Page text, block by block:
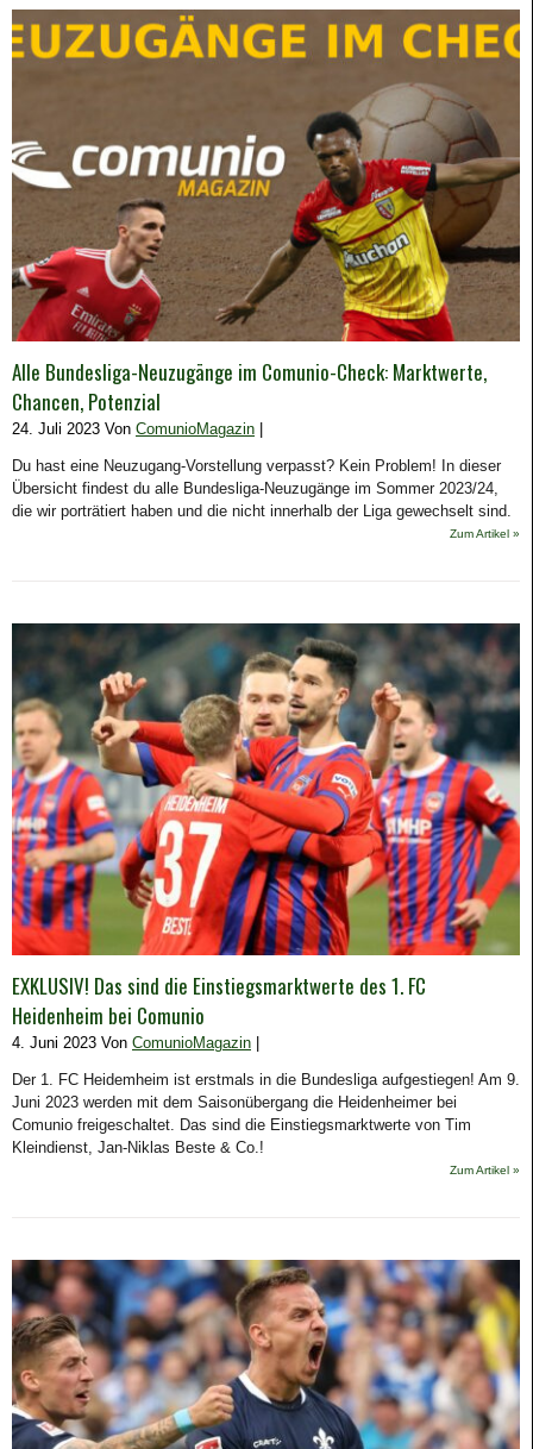
Alle Bundesliga-Neuzugänge im Comunio-Check: Marktwerte,
Chancen, Potenzial
24. Juli 2023 Von ComunioMagazin
Du hast eine Neuzugang-Vorstellung verpasst? Kein Problem! In dieser
Übersicht findest du alle Bundesliga-Neuzugänge im Sommer 2023/24,
die wir porträtiert haben und die nicht innerhalb der Liga gewechselt sind.
Zum Artikel »
EXKLUSIV! Das sind die Einstiegsmarktwerte des 1. FC
Heidenheim bei Comunio
4. Juni 2023 Von ComunioMagazin
Der 1. FC Heidemheim ist erstmals in die Bundesliga aufgestiegen! Am 9.
Juni 2023 werden mit dem Saisonübergang die Heidenheimer bei
Comunio freigeschaltet. Das sind die Einstiegsmarktwerte von Tim
Kleindienst, Jan-Niklas Beste & Co.!
Zum Artikel »